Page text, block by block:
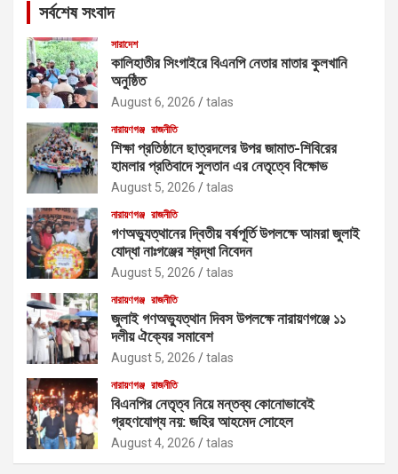
সর্বশেষ সংবাদ
সারাদেশ
কালিহাতীর সিংগাইরে বিএনপি নেতার মাতার কুলখানি
অনুষ্ঠিত
August 6, 2026 talas
নারায়ণগঞ্জ রাজনীতি
শিক্ষা প্রতিষ্ঠানে ছাত্রদলের উপর জামাত-শিবিরের
হামলার প্রতিবাদে সুলতান এর নেতৃত্বে বিক্ষোভ
August 5, 2026 talas
নারায়ণগঞ্জ রাজনীতি
গণঅভ্যুত্থানের দ্বিতীয় বর্ষপূর্তি উপলক্ষে আমরা জুলাই
যোদ্ধা নাঃগঞ্জের শ্রদ্ধা নিবেদন
August 5, 2026 talas
নারায়ণগঞ্জ রাজনীতি
জুলাই গণঅভ্যুত্থান দিবস উপলক্ষে নারায়ণগঞ্জে ১১
দলীয় ঐক্যের সমাবেশ
August 5, 2026 talas
নারায়ণগঞ্জ রাজনীতি
বিএনপির নেতৃত্ব নিয়ে মন্তব্য কোনোভাবেই
গ্রহণযোগ্য নয়: জহির আহমেদ সোহেল
August 4, 2026 talas